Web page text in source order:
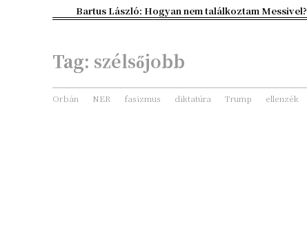
Bartus László: Hogyan nem találkoztam Messivel?
Tag: szélsőjobb
Orbán NER fasizmus diktatúra Trump ellenzék